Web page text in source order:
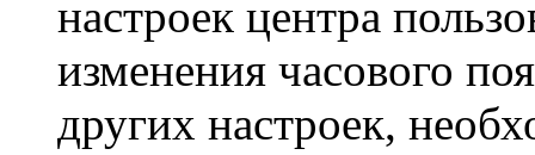
настроек центра
изменения часового
других настроек,